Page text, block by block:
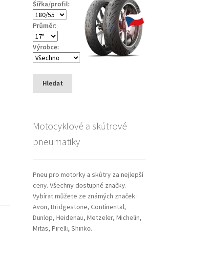
Šířka/profil:
Průměr:
Výrobce:
Hledat
Motocyklové a skútrové
pneumatiky
Pneu pro motorky a skůtry za nejlepší
ceny. Všechny dostupné značky.
Vybírat můžete ze známých značek:
Avon, Bridgestone, Continental,
Dunlop, Heidenau, Metzeler, Michelin,
Mitas, Pirelli, Shinko.